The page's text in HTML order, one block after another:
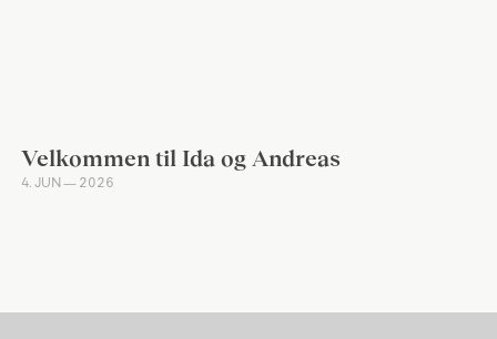
Velkommen til Ida og Andreas
4. JUN — 2026